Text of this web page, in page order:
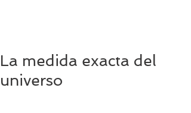
La medida exacta del
universo